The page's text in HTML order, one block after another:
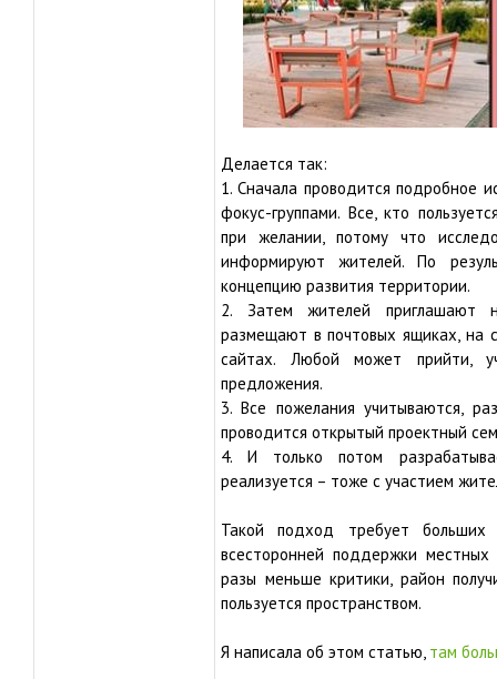
Делается так:
1. Сначала проводится подробное
фокус-группами. Все, кто
при желании, потому что
информируют жителей. По
концепцию развития территории.
2. Затем жителей приглашают
размещают в почтовых ящиках, на
сайтах. Любой может прийти,
предложения.
3. Все пожелания учитываются,
проводится открытый проектный
4. И только потом
реализуется – тоже с участием
Такой подход требует больших
всесторонней поддержки
разы меньше критики, район
пользуется пространством.
Я написала об этом статью, там